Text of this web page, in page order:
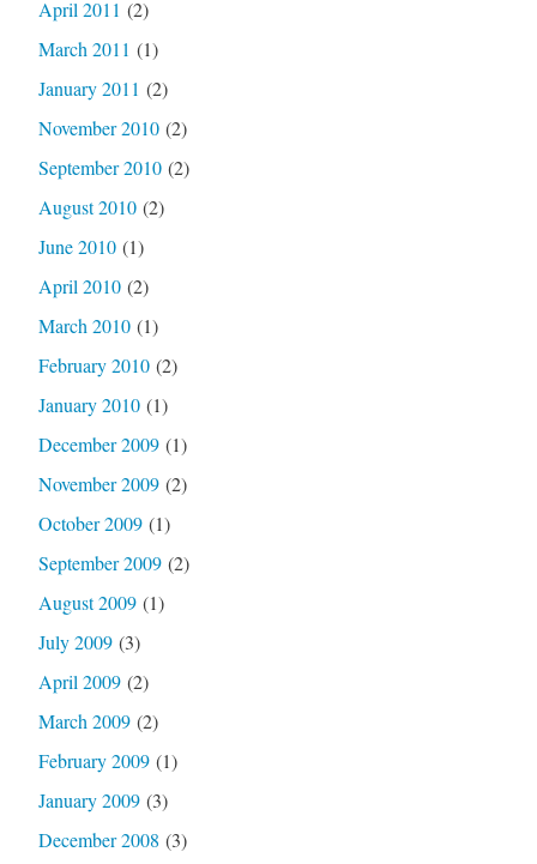
April 2011 (2)
March 2011 (1)
January 2011 (2)
November 2010(2)
September 2010(2)
August 2010(2)
June 2010(1)
April 2010(2)
March 2010(1)
February 2010(2)
January 2010(1)
December 2009(1)
November 2009(2)
October 2009(1)
September 2009(2)
August 2009(1)
July 2009(3)
April 2009(2)
March 2009(2)
February 2009(1)
January 2009(3)
December 2008 (3)